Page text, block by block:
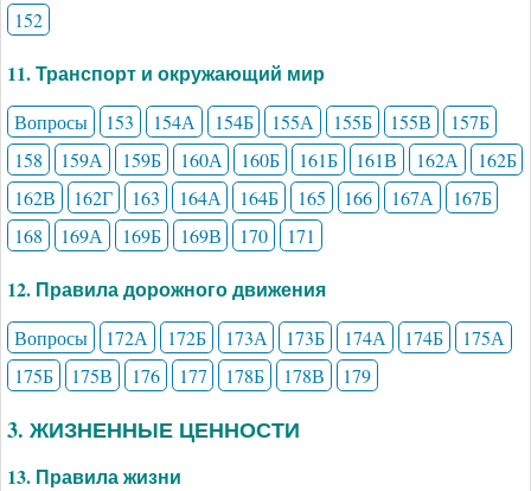
152
11. Транспорт и окружающий мир
Вопросы 153 154А 154Б 155А 155Б 155В
157Б
158
159А 159Б 160А 160Б 161Б 161В 162А
162Б
162В
162Г 163 164А 164Б 165 166 167А
167Б
168
169А 169Б 169В 170 171
12. Правила дорожного движения
Вопросы 172А 172Б 173А 173Б 174А 174Б
175А
175Б
175В 176 177 178Б 178В 179
3. ЖИЗНЕННЫЕ ЦЕННОСТИ
13. Правила жизни